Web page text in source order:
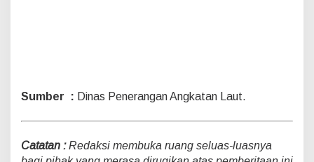
Sumber : Dinas Penerangan Angkatan Laut.
Catatan :Redaksi membuka ruang seluas-luasnya